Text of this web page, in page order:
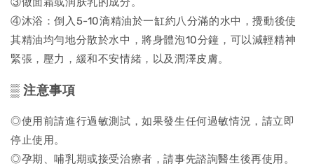
④沐浴：倒入5-10滴精油於一缸約八分滿的水中，攪動後使
其精油均勻地分散於水中，將身體泡10分鐘，可以減輕精神
緊張，壓力，緩和不安情緒，以及潤澤皮膚。
▒ 注意事項
◎使用前請進行過敏測試，如果發生任何過敏情況，請立即
停止使用。
◎孕期、哺乳期或接受治療者，請事先諮詢醫生後再使用。